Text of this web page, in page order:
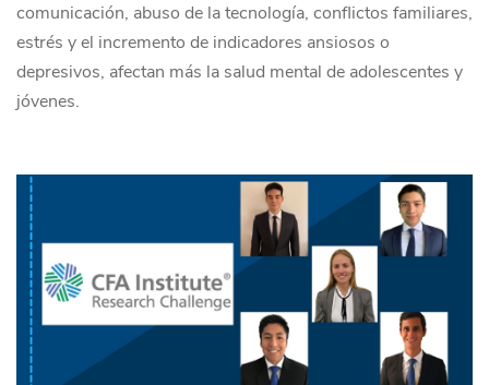
comunicación, abuso de la tecnología, conflictos familiares,
estrés y el incremento de indicadores ansiosos o
depresivos, afectan más la salud mental de adolescentes y
jóvenes.